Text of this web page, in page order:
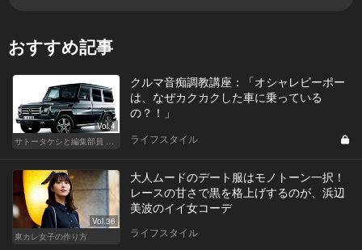
おすすめ記事
Vol.4
サトータケシと編集部員 船山の"CAR GENTSへの道"
クルマ音痴調教講座：「オシャレピーポー
は、なぜカクカクした車に乗っている
の？！」
ライフスタイル
Vol.36
東カレ女子の作り方
大人ムードのデート服はモノトーン一択！
レースの甘さで黒を格上げするのが、浜辺
美波のイイ女コーデ
ライフスタイル